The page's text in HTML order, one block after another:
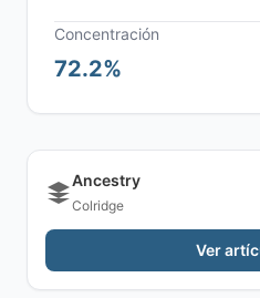
Concentración
72.2%
Ancestry
Colridge
Ver